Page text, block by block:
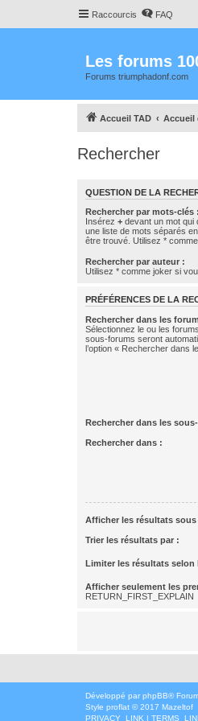
Raccourcis FAQ
Les forums
Forums triumphadonf.com
Accueil TAD Accueil
Rechercher
QUESTION DE LA
Rechercher par mots-clés :
Insérez + devant un mot qui
une liste de mots séparés
être trouvé. Utilisez *
Rechercher par auteur :
Utilisez * comme joker si
PRÉFÉRENCES DE LA
Rechercher dans les
Sélectionnez le ou les
sous-forums seront
l’option « Rechercher dans
Rechercher dans les
Rechercher dans :
Afficher les résultats sous
Trier les résultats par :
Limiter les résultats selon
Afficher seulement les
RETURN_FIRST_EXPLAIN
Développé par phpBB®
Style proflat © 2017 Mazeltof
PRIVACY_LINK |